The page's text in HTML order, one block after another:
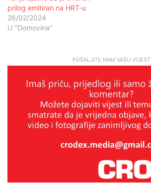
prilog emitiran na HRT-u
26/02/2024
U "Domovina"
POŠALJITE NAM VAŠU VIJEST